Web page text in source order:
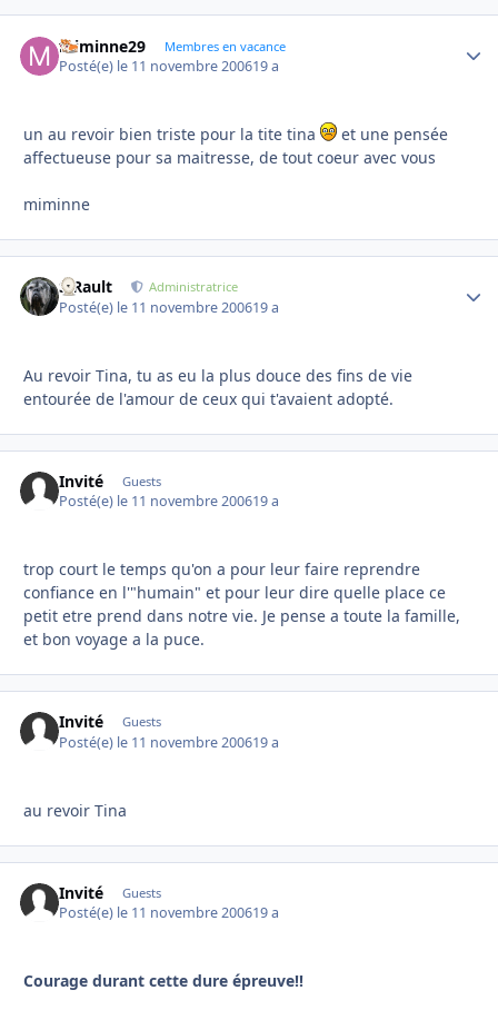
miminne29 Membres en vacance
Posté(e) le 11 novembre 200619 a
un au revoir bien triste pour la tite tina
et une pensée
affectueuse pour sa maitresse, de tout coeur avec vous
miminne
S.Rault Administratrice
Posté(e) le 11 novembre 200619 a
Au revoir Tina, tu as eu la plus douce des fins de vie
entourée de l'amour de ceux qui t'avaient adopté.
Invité Guests
Posté(e) le 11 novembre 200619 a
trop court le temps qu'on a pour leur faire reprendre
confiance en l'"humain" et pour leur dire quelle place ce
petit etre prend dans notre vie. Je pense a toute la famille,
et bon voyage a la puce.
Invité Guests
Posté(e) le 11 novembre 200619 a
au revoir Tina
Invité Guests
Posté(e) le 11 novembre 200619 a
Courage durant cette dure épreuve!!